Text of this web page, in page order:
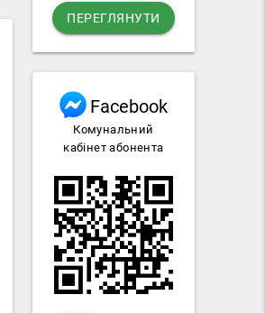
ПЕРЕГЛЯНУТИ
Facebook
Комунальний
кабінет абонента